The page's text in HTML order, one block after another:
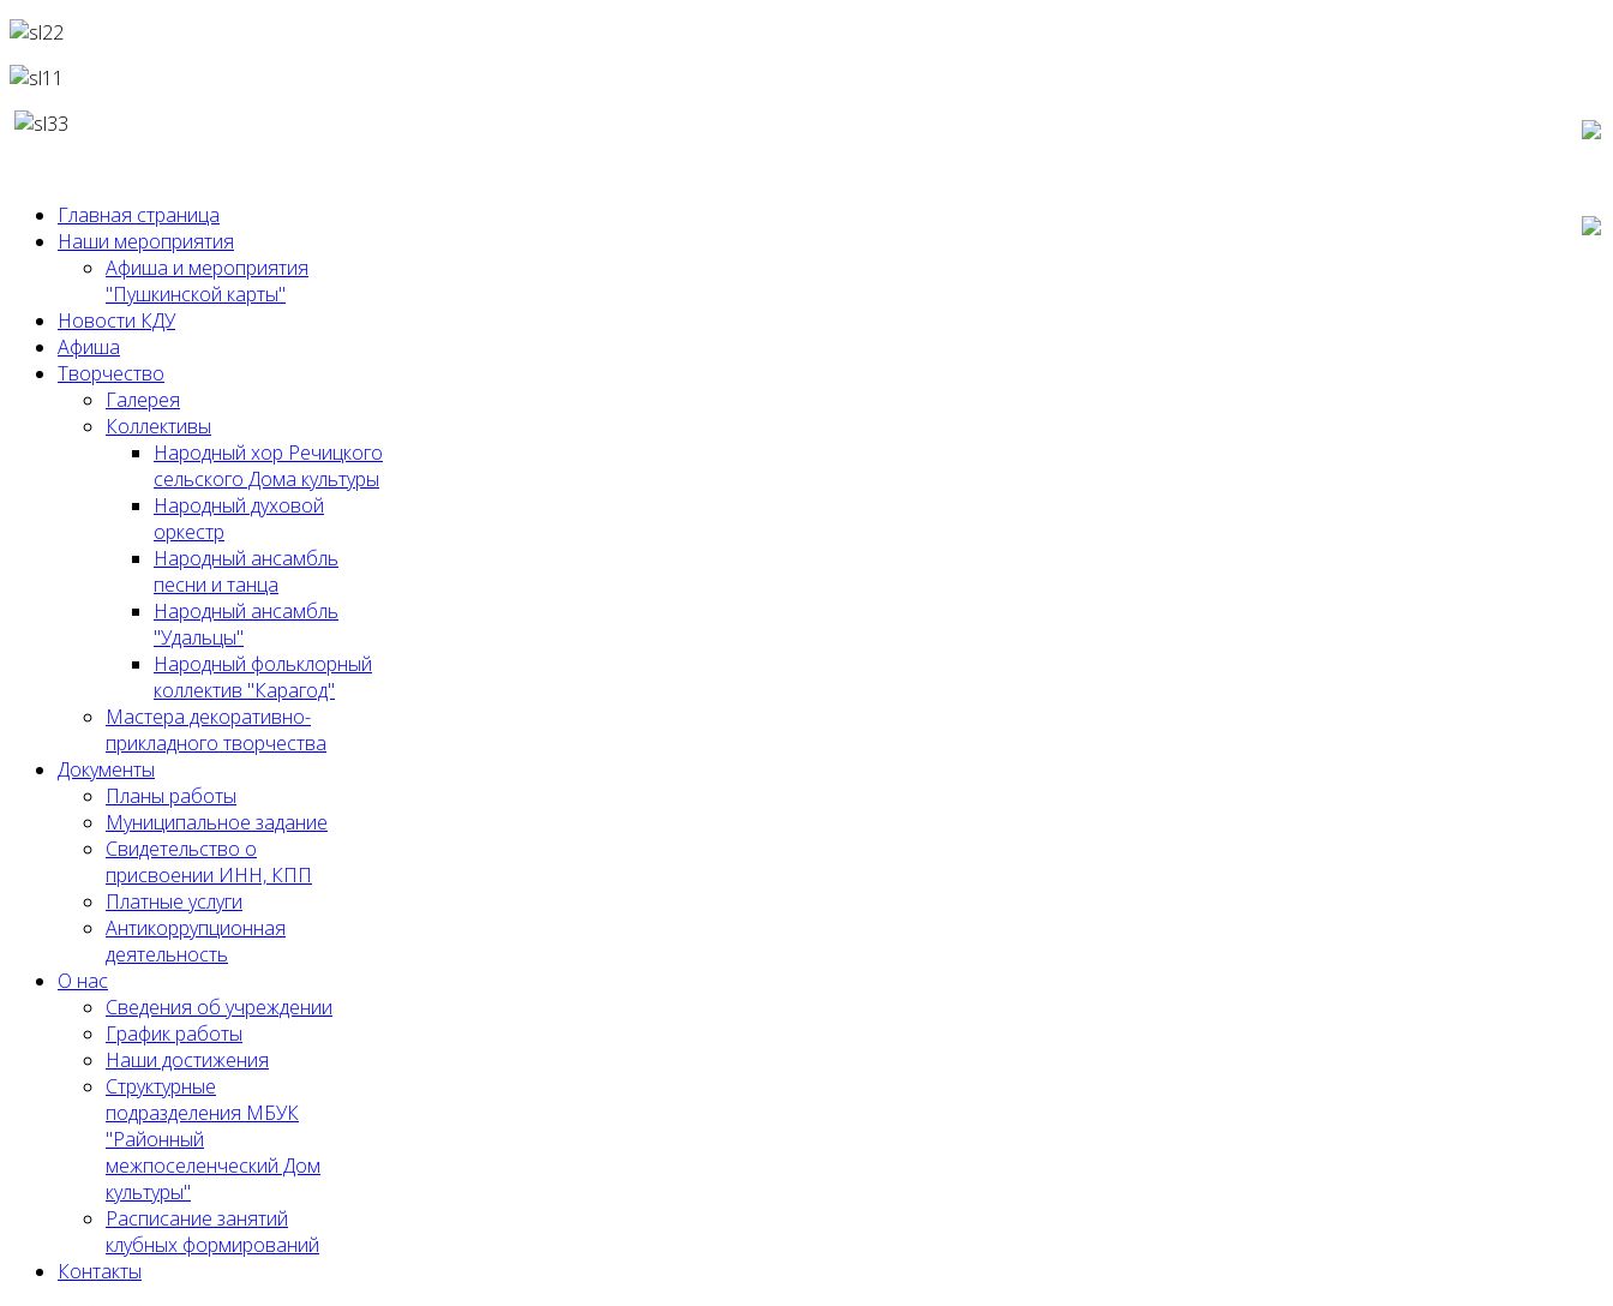
Главная страница
Наши мероприятия
Афиша и мероприятия
"Пушкинской карты"
Новости КДУ
Афиша
Творчество
Галерея
Коллективы
Народный хор Речицкого
сельского Дома культуры
Народный духовой
оркестр
Народный ансамбль
песни и танца
Народный ансамбль
"Удальцы"
Народный фольклорный
коллектив "Карагод"
Мастера декоративно-
прикладного творчества
Документы
Планы работы
Муниципальное задание
Cвидетельство о
присвоении ИНН, КПП
Платные услуги
Антикоррупционная
деятельность
О нас
Сведения об учреждении
График работы
Наши достижения
Структурные
подразделения МБУК
"Районный
межпоселенческий Дом
культуры"
Расписание занятий
клубных формирований
Контакты